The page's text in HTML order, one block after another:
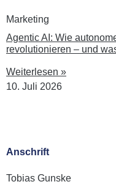
Marketing
Agentic AI: Wie
revolutionieren – und
Weiterlesen »
10. Juli 2026
Anschrift
Tobias Gunske